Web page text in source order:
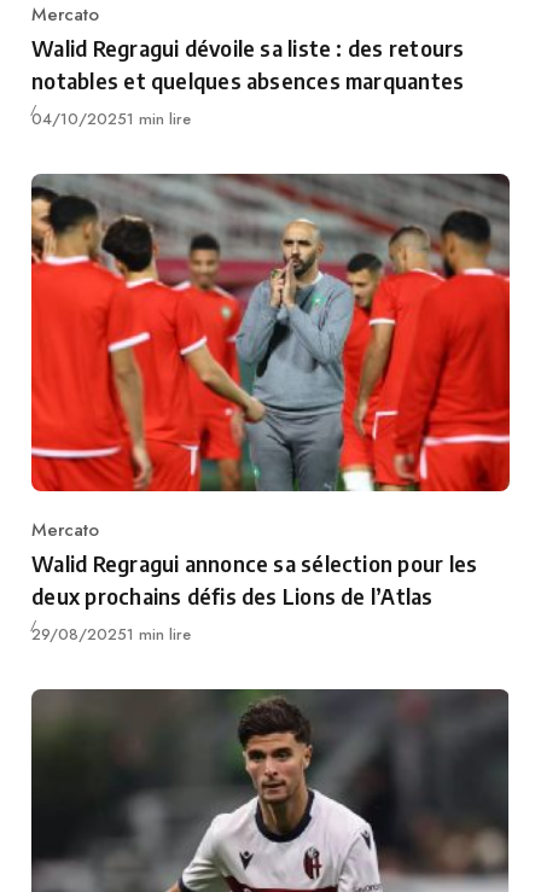
Category
Mercato
Walid Regragui dévoile sa liste : des retours
notables et quelques absences marquantes
Publié
04/10/20251 min lire
Category
Mercato
Walid Regragui annonce sa sélection pour les
deux prochains défis des Lions de l’Atlas
Publié
29/08/20251 min lire